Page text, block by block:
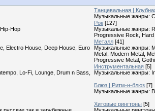
Танцевальная |
Музыкальные жанры:
Hop
Рок [127]
Музыкальные жанры:
Progressive Rock,
Electro House, Deep House, Euro
Металл [41]
Музыкальные жанры:
Metal, Modern Metal,
Progressive Metal,
Lo-Fi, Lounge, Drum n Bass,
Инструментальная [5]
Музыкальные жанры:
Блюз | Ритм-н-блюз [7]
Музыкальные жанры:
Хитовые рингтоны [5]